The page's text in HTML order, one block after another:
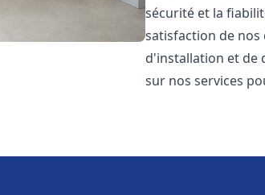
sécurité et la
satisfaction de
d'installation et de
sur nos services